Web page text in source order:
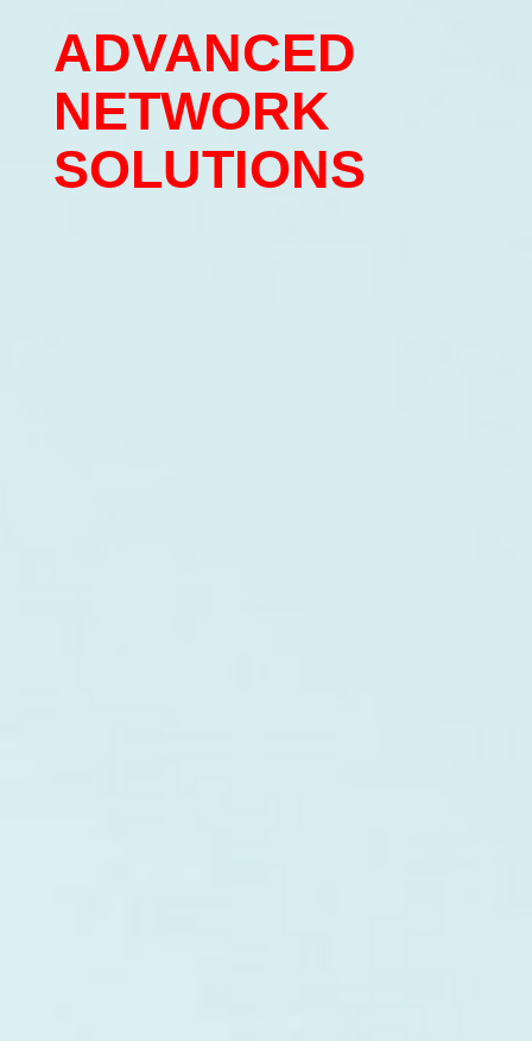
ADVANCED
NETWORK
SOLUTIONS